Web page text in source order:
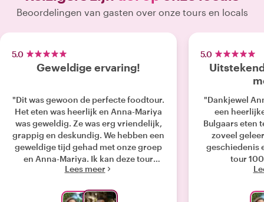
Beoordelingen van gasten over onze tours en locals
5.0
Geweldige ervaring!
"Dit was gewoon de perfecte foodtour.
Het eten was heerlijk en Anna-Mariya
was geweldig. Ze was erg vriendelijk,
grappig en deskundig. We hebben een
geweldige tijd gehad met onze groep
en Anna-Mariya. Ik kan deze tour
iedereen aanbevelen. "
Lees meer
5.0
"Dankjewel
een
Bulgaars eten
zoveel
geschiedenis
tour